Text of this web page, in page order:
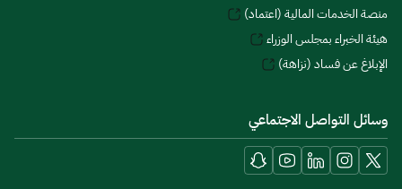
منصة الخدمات المالية (اعتماد)
هيئة الخبراء بمجلس الوزراء
الإبلاغ عن فساد (نزاهة)
وسائل التواصل الاجتماعي